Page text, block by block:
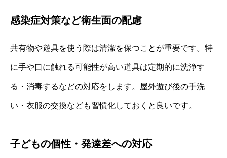
感染症対策など衛生面の配慮
共有物や遊具を使う際は清潔を保つことが重要です。特
に手や口に触れる可能性が高い道具は定期的に洗浄す
る・消毒するなどの対応をします。屋外遊び後の手洗
い・衣服の交換なども習慣化しておくと良いです。
子どもの個性・発達差への対応